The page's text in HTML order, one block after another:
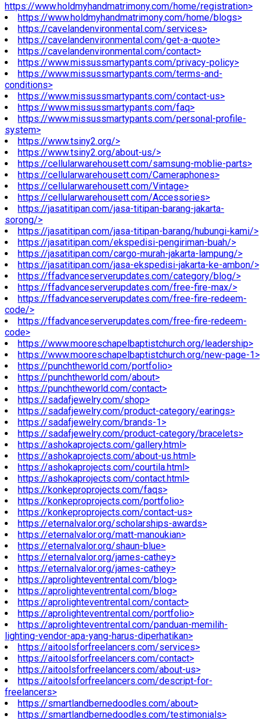
https://www.holdmyhandmatrimony.com/home/registration>
https://www.holdmyhandmatrimony.com/home/blogs>
https://cavelandenvironmental.com/services>
https://cavelandenvironmental.com/get-a-quote>
https://cavelandenvironmental.com/contact>
https://www.missussmartypants.com/privacy-policy>
https://www.missussmartypants.com/terms-and-
conditions>
https://www.missussmartypants.com/contact-us>
https://www.missussmartypants.com/faq>
https://www.missussmartypants.com/personal-profile-
system>
https://www.tsiny2.org/>
https://www.tsiny2.org/about-us/>
https://cellularwarehousett.com/samsung-moblie-parts>
https://cellularwarehousett.com/Cameraphones>
https://cellularwarehousett.com/Vintage>
https://cellularwarehousett.com/Accessories>
https://jasatitipan.com/jasa-titipan-barang-jakarta-
sorong/>
https://jasatitipan.com/jasa-titipan-barang/hubungi-kami/>
https://jasatitipan.com/ekspedisi-pengiriman-buah/>
https://jasatitipan.com/cargo-murah-jakarta-lampung/>
https://jasatitipan.com/jasa-ekspedisi-jakarta-ke-ambon/>
https://ffadvanceserverupdates.com/category/blog/>
https://ffadvanceserverupdates.com/free-fire-max/>
https://ffadvanceserverupdates.com/free-fire-redeem-
code/>
https://ffadvanceserverupdates.com/free-fire-redeem-
code>
https://www.mooreschapelbaptistchurch.org/leadership>
https://www.mooreschapelbaptistchurch.org/new-page-1>
https://punchtheworld.com/portfolio>
https://punchtheworld.com/about>
https://punchtheworld.com/contact>
https://sadafjewelry.com/shop>
https://sadafjewelry.com/product-category/earings>
https://sadafjewelry.com/brands-1>
https://sadafjewelry.com/product-category/bracelets>
https://ashokaprojects.com/gallery.html>
https://ashokaprojects.com/about-us.html>
https://ashokaprojects.com/courtila.html>
https://ashokaprojects.com/contact.html>
https://konkeproprojects.com/faqs>
https://konkeproprojects.com/portfolio>
https://konkeproprojects.com/contact-us>
https://eternalvalor.org/scholarships-awards>
https://eternalvalor.org/matt-manoukian>
https://eternalvalor.org/shaun-blue>
https://eternalvalor.org/james-cathey>
https://eternalvalor.org/james-cathey>
https://aprolighteventrental.com/blog>
https://aprolighteventrental.com/blog>
https://aprolighteventrental.com/contact>
https://aprolighteventrental.com/portfolio>
https://aprolighteventrental.com/panduan-memilih-
lighting-vendor-apa-yang-harus-diperhatikan>
https://aitoolsforfreelancers.com/services>
https://aitoolsforfreelancers.com/contact>
https://aitoolsforfreelancers.com/about-us>
https://aitoolsforfreelancers.com/descript-for-
freelancers>
https://smartlandbernedoodles.com/about>
https://smartlandbernedoodles.com/testimonials>